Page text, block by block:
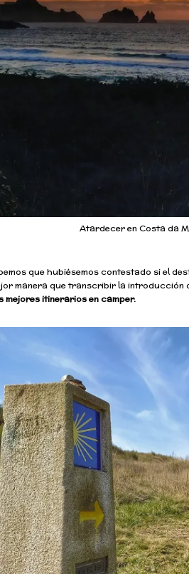
Atardecer en Costa da
que hubiésemos contestado si el
manera que transcribir la
mejores itinerarios en camper.